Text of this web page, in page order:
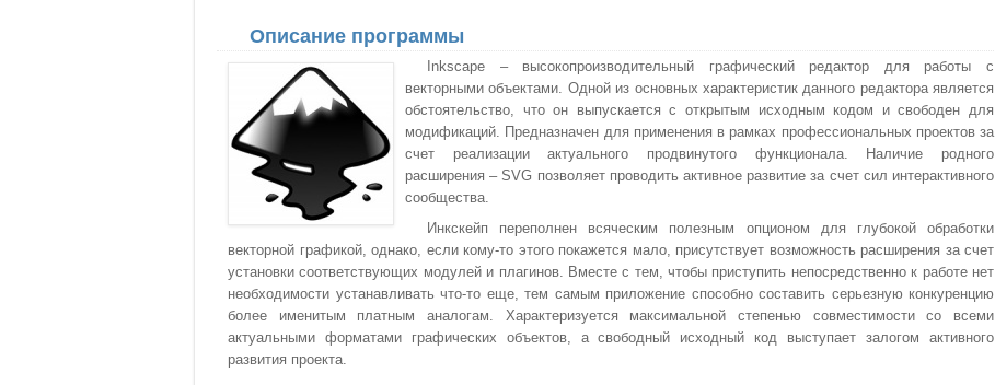
Описание программы
Inkscape – высокопроизводительный графический редактор для работы с
векторными объектами. Одной из основных характеристик данного редактора является
обстоятельство, что он выпускается с открытым исходным кодом и свободен для
модификаций. Предназначен для применения в рамках профессиональных проектов за
счет реализации актуального продвинутого функционала. Наличие родного
расширения – SVG позволяет проводить активное развитие за счет сил интерактивного
сообщества.
Инкскейп переполнен всяческим полезным опционом для глубокой обработки
векторной графикой, однако, если кому-то этого покажется мало, присутствует возможность расширения за счет
установки соответствующих модулей и плагинов. Вместе с тем, чтобы приступить непосредственно к работе нет
необходимости устанавливать что-то еще, тем самым приложение способно составить серьезную конкуренцию
более именитым платным аналогам. Характеризуется максимальной степенью совместимости со всеми
актуальными форматами графических объектов, а свободный исходный код выступает залогом активного
развития проекта.